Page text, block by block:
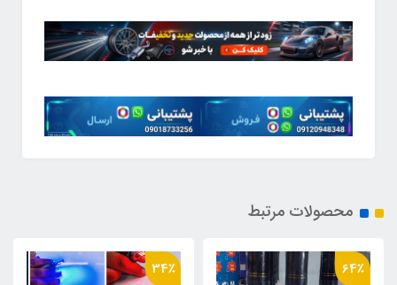
محصولات مرتبط
34٪ 31٪